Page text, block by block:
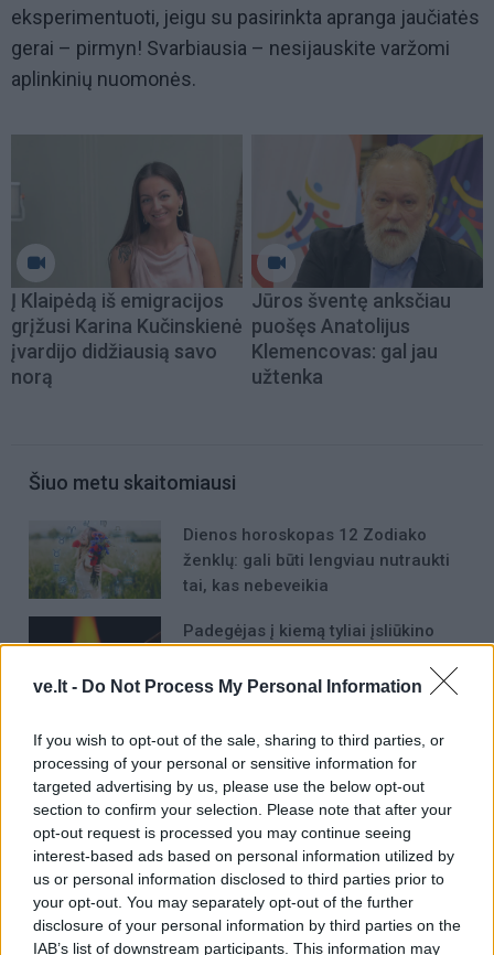
ve.lt - Do Not Process My Personal Information
If you wish to opt-out of the sale, sharing to third parties, or
processing of your personal or sensitive information for
targeted advertising by us, please use the below opt-out
section to confirm your selection. Please note that after your
opt-out request is processed you may continue seeing
interest-based ads based on personal information utilized by
us or personal information disclosed to third parties prior to
your opt-out. You may separately opt-out of the further
disclosure of your personal information by third parties on the
IAB’s list of downstream participants. This information may
eksperimentuoti, jeigu su pasirinkta apranga jaučiatės
gerai – pirmyn! Svarbiausia – nesijauskite varžomi
aplinkinių nuomonės.
Į Klaipėdą iš emigracijos
grįžusi Karina Kučinskienė
įvardijo didžiausią savo
norą
Jūros šventę anksčiau
puošęs Anatolijus
Klemencovas: gal jau
užtenka
Šiuo metu skaitomiausi
Dienos horoskopas 12 Zodiako
ženklų: gali būti lengviau nutraukti
tai, kas nebeveikia
Padegėjas į kiemą tyliai įsliūkino
apėmusi liepsna
šampūną tereikia įberti vieną
ingredientą
Raktažodžiai irūna puzaraitė